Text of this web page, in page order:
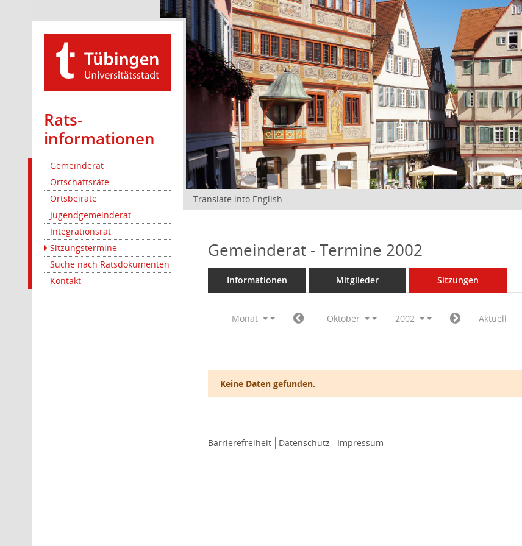
Rats­
informationen
Gemeinderat
Ortschaftsräte
Ortsbeiräte
Jugendgemeinderat
Integrationsrat
Sitzungstermine
Suche nach Ratsdokumenten
Kontakt
Translate into English
Gemeinderat - Termine 2002
Informationen Mitglieder Sitzungen
Monat Oktober 2002 Aktuell
Keine Daten gefunden.
Barrierefreiheit Datenschutz Impressum